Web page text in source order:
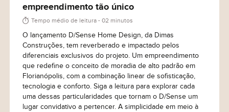
empreendimento tão único
Tempo médio de leitura - 02 minutos
O lançamento D/Sense Home Design, da Dimas
Construções, tem reverberado e impactado pelos
diferenciais exclusivos do projeto. Um empreendimento
que redefine o conceito de moradia de alto padrão em
Florianópolis, com a combinação linear de sofisticação,
tecnologia e conforto. Siga a leitura para explorar cada
uma dessas particularidades que tornam o D/Sense um
lugar convidativo a pertencer. A simplicidade em meio à